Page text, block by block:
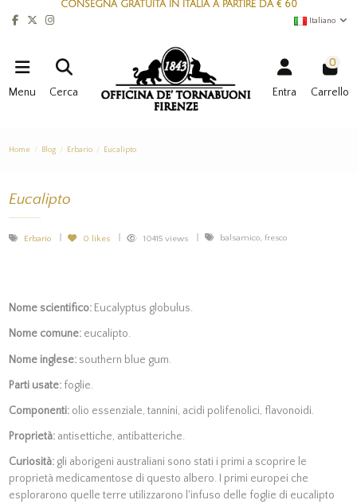
CONSEGNA GRATUITA IN ITALIA A PARTIRE DA € 60
Italiano
Menu Cerca Entra
0
Carrello
Home Blog Erbario Eucalipto
Eucalipto
Erbario 0 likes 10415 views balsamico, fresco
Nome scientifico:Eucalyptus globulus.
Nome comune:eucalipto.
Nome inglese:southern blue gum.
Parti usate:foglie.
Componenti:olio essenziale, tannini, acidi polifenolici, flavonoidi.
Proprietà:antisettiche, antibatteriche.
Curiosità: gli aborigeni australiani sono stati i primi a scoprire le
proprietà medicamentose di questo albero. I primi europei che
esplorarono quelle terre utilizzarono l'infuso delle foglie di eucalipto